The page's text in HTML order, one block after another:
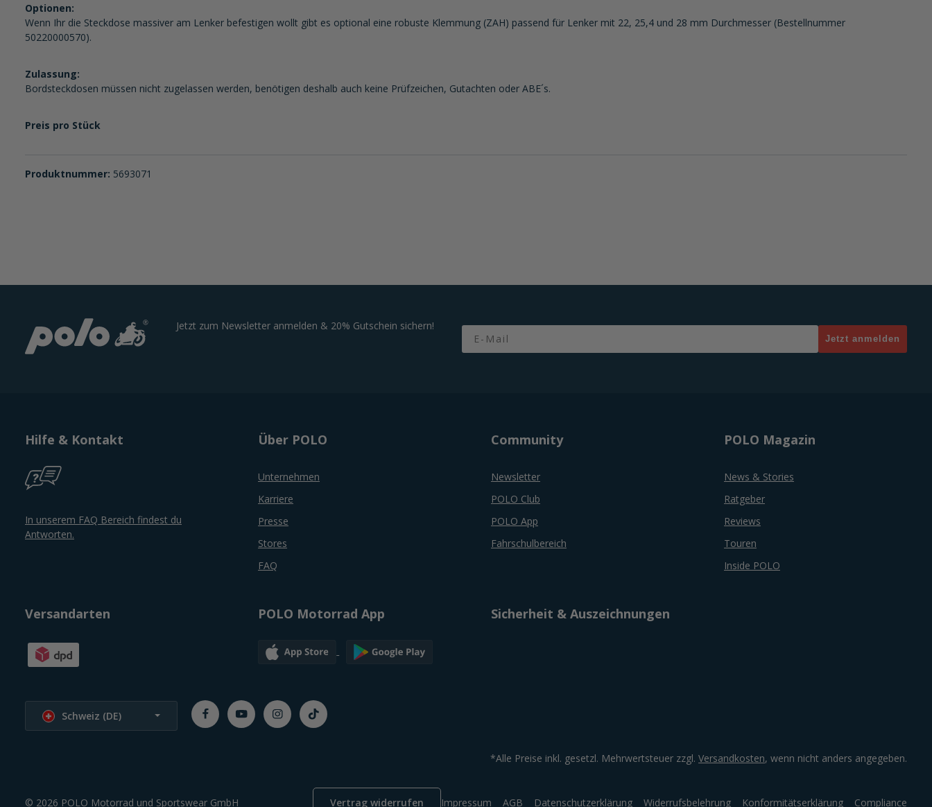
Optionen:
Wenn Ihr die Steckdose massiver am Lenker befestigen wollt gibt es optional eine robuste Klemmung (ZAH) passend für Lenker mit 22, 25,4 und 28 mm Durchmesser (Bestellnummer
50220000570).
Zulassung:
Bordsteckdosen müssen nicht zugelassen werden, benötigen deshalb auch keine Prüfzeichen, Gutachten oder ABE´s.
Preis pro Stück
Produktnummer: 5693071
Jetzt zum Newsletter anmelden & 20% Gutschein sichern! Email
Jetzt anmelden
Hilfe & Kontakt
In unserem FAQ Bereich findest du
Antworten.
Über POLO
Unternehmen
Karriere
Presse
Stores
FAQ
Community
Newsletter
POLO Club
POLO App
Fahrschulbereich
POLO Magazin
News & Stories
Ratgeber
Reviews
Touren
Inside POLO
Versandarten POLO Motorrad App Sicherheit & Auszeichnungen
Sprache wählen
Schweiz (DE)
*Alle Preise inkl. gesetzl. Mehrwertsteuer zzgl. Versandkosten, wenn nicht anders angegeben.
© 2026 POLO Motorrad und Sportswear GmbH Vertrag widerrufen Impressum AGB Datenschutzerklärung Widerrufsbelehrung Konformitätserklärung Compliance